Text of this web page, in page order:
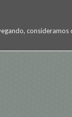
consideramos
Jugadores